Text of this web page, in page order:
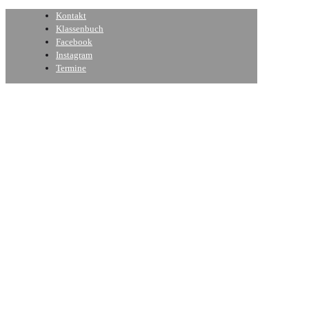
Kontakt
Klassenbuch
Facebook
Instagram
Termine